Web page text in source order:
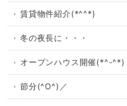
賃貸物件紹介(*^^*)
冬の夜長に・・・
オープンハウス開催(*^-^*)
節分(^O^)／